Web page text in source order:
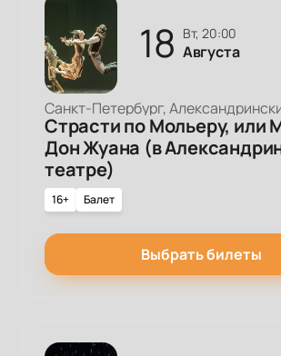
18 вт, 20:00
Августа
Страсти по Мольеру, или
Дон Жуана (в
театре)
16+ Балет
Выбрать билеты